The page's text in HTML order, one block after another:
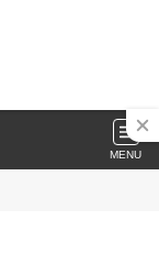
MENU